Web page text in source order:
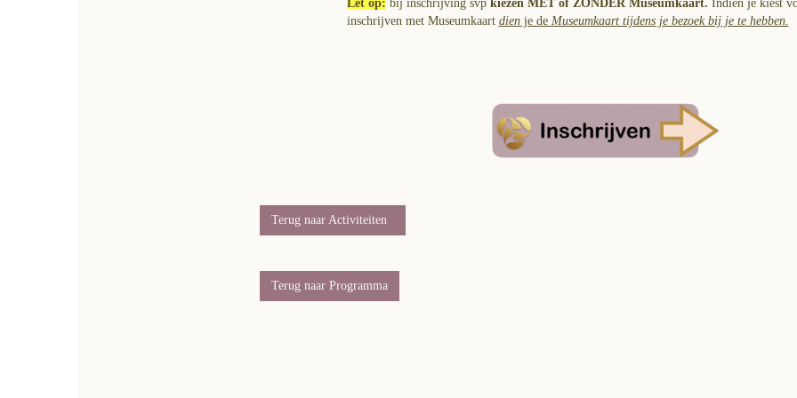
Let op: bij inschrijving svpkiezen MET of ZONDER Museumkaart. Indien je kiest
inschrijven met Museumkaart dienje de Museumkaart tijdens je bezoek bij je te hebben.
Terug naar Activiteiten
Terug naar Programma